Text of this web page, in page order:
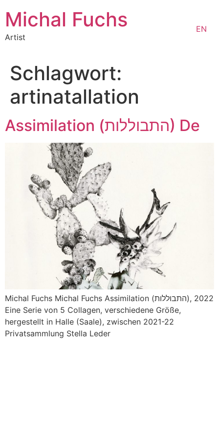
Inhalt
springen
Michal Fuchs
Artist
EN
Schlagwort:
artinatallation
Assimilation (התבוללות)​ De
Michal Fuchs Michal Fuchs Assimilation (התבוללות), 2022
Eine Serie von 5 Collagen, verschiedene Größe,
hergestellt in Halle (Saale), zwischen 2021-22
Privatsammlung Stella Leder